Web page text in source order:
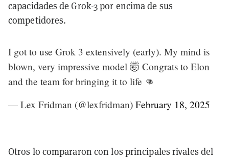
capacidades de Grok-3 por encima de sus
competidores.
I got to use Grok 3 extensively (early). My mind is
blown, very impressive model 🤯 Congrats to Elon
and the team for bringing it to life 👊
— Lex Fridman (@lexfridman) February 18, 2025
Otros lo compararon con los principales rivales del